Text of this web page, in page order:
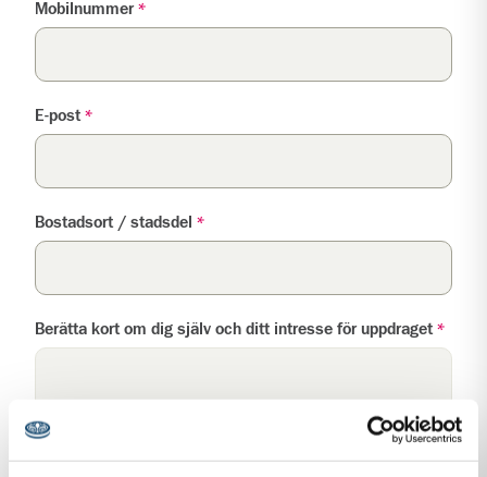
Mobilnummer *
E-post *
Bostadsort / stadsdel *
Berätta kort om dig själv och ditt intresse för uppdraget *